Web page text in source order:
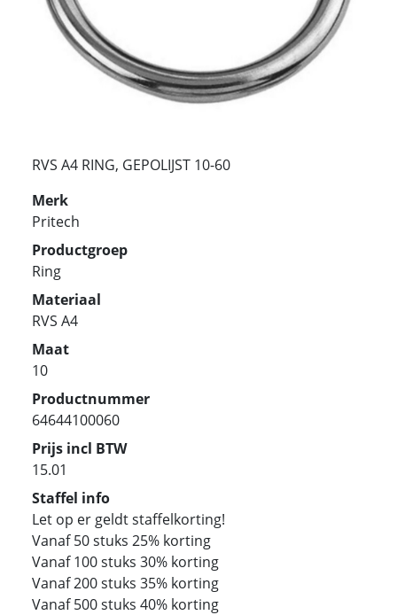
RVS A4 RING, GEPOLIJST 10-60
Merk
Pritech
Productgroep
Ring
Materiaal
RVS A4
Maat
10
Productnummer
64644100060
Prijs incl BTW
15.01
Staffel info
Let op er geldt staffelkorting!
Vanaf 50 stuks 25% korting
Vanaf 100 stuks 30% korting
Vanaf 200 stuks 35% korting
Vanaf 500 stuks 40% korting